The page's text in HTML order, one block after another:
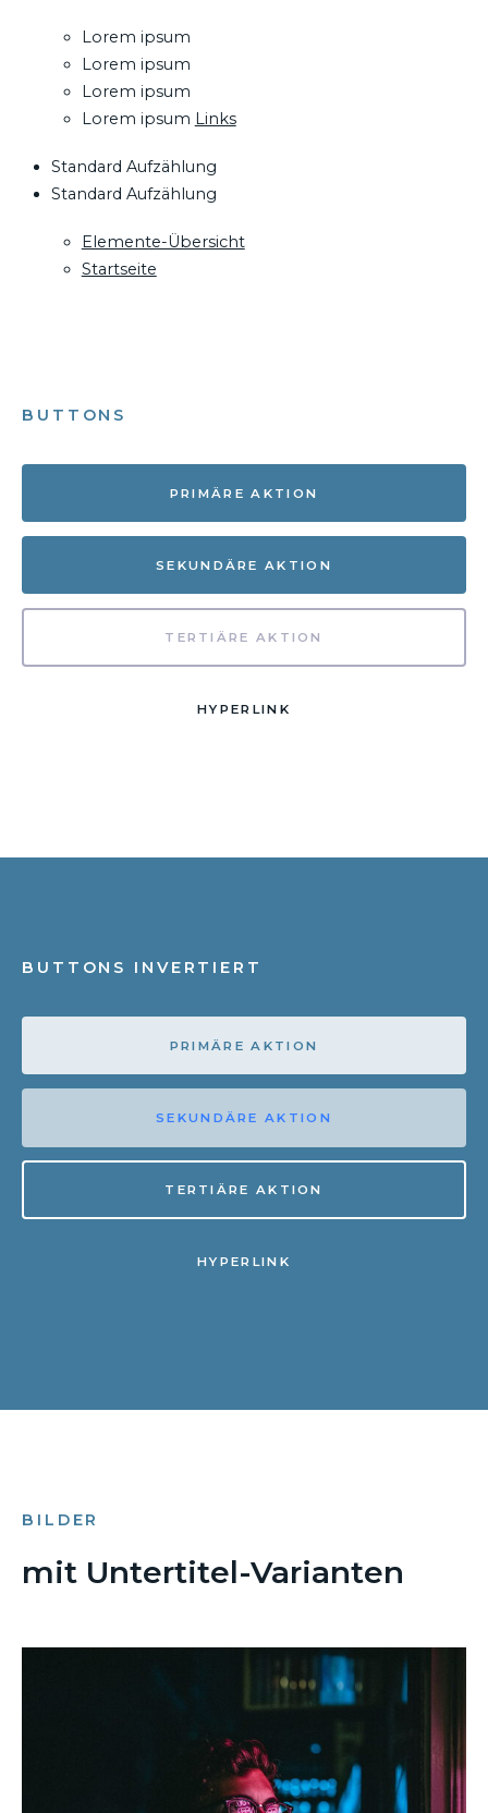
Lorem ipsum
Lorem ipsum
Lorem ipsum
Lorem ipsum Links
Standard Aufzählung
Standard Aufzählung
Elemente-Übersicht
Startseite
BUTTONS
PRIMÄRE AKTION
SEKUNDÄRE AKTION
TERTIÄRE AKTION
HYPERLINK
BUTTONS INVERTIERT
PRIMÄRE AKTION
SEKUNDÄRE AKTION
TERTIÄRE AKTION
HYPERLINK
BILDER
mit Untertitel-Varianten